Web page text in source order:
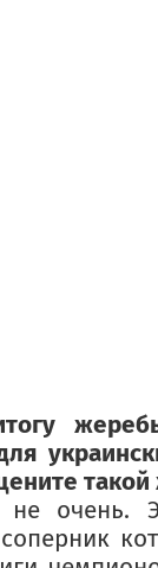
очень.